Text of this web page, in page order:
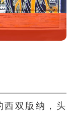
西双版纳 ，头